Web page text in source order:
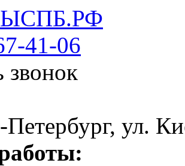
41-06
звонок
Петербург, ул.